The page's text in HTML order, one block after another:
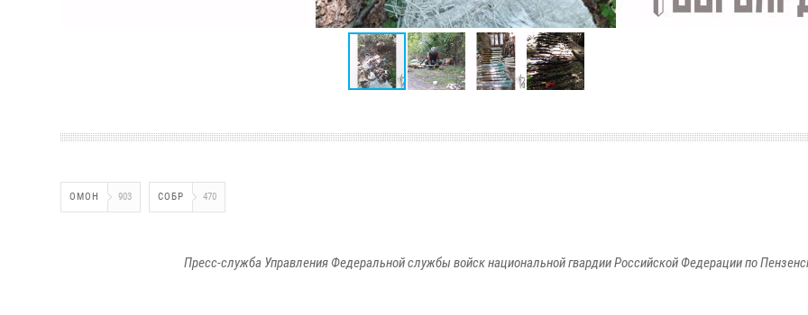
ОМОН 903 СОБР 470
Пресс-служба Управления Федеральной службы войск национальной гвардии Российской Федерации по